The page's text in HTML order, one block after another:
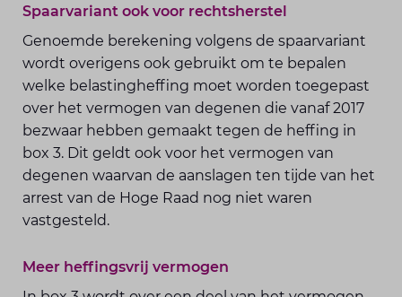
Spaarvariant ook voor rechtsherstel
Genoemde berekening volgens de spaarvariant
wordt overigens ook gebruikt om te bepalen
welke belastingheffing moet worden toegepast
over het vermogen van degenen die vanaf 2017
bezwaar hebben gemaakt tegen de heffing in
box 3. Dit geldt ook voor het vermogen van
degenen waarvan de aanslagen ten tijde van het
arrest van de Hoge Raad nog niet waren
vastgesteld.
Meer heffingsvrij vermogen